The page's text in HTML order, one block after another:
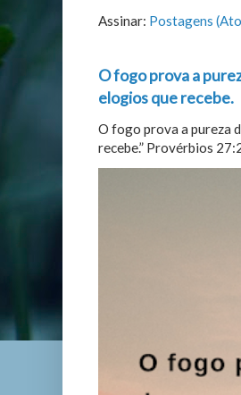
Assinar: Postagens
O fogo prova a
elogios que recebe.
O fogo prova a pureza
recebe.” Provérbios